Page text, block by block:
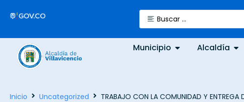
Municipio Alcaldía
Inicio Uncategorized TRABAJO CON LA COMUNIDAD Y ENTREGA